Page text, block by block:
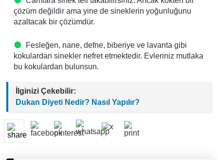
çözüm değildir ama yine de sineklerin yoğunluğunu
azaltacak bir çözümdür.
Fesleğen, nane, defne, biberiye ve lavanta gibi
kokulardan sinekler nefret etmektedir. Evleriniz mutlaka
bu kokulardan bulunsun.
İlginizi Çekebilir:
Dukan Diyeti Nedir? Nasıl Yapılır?